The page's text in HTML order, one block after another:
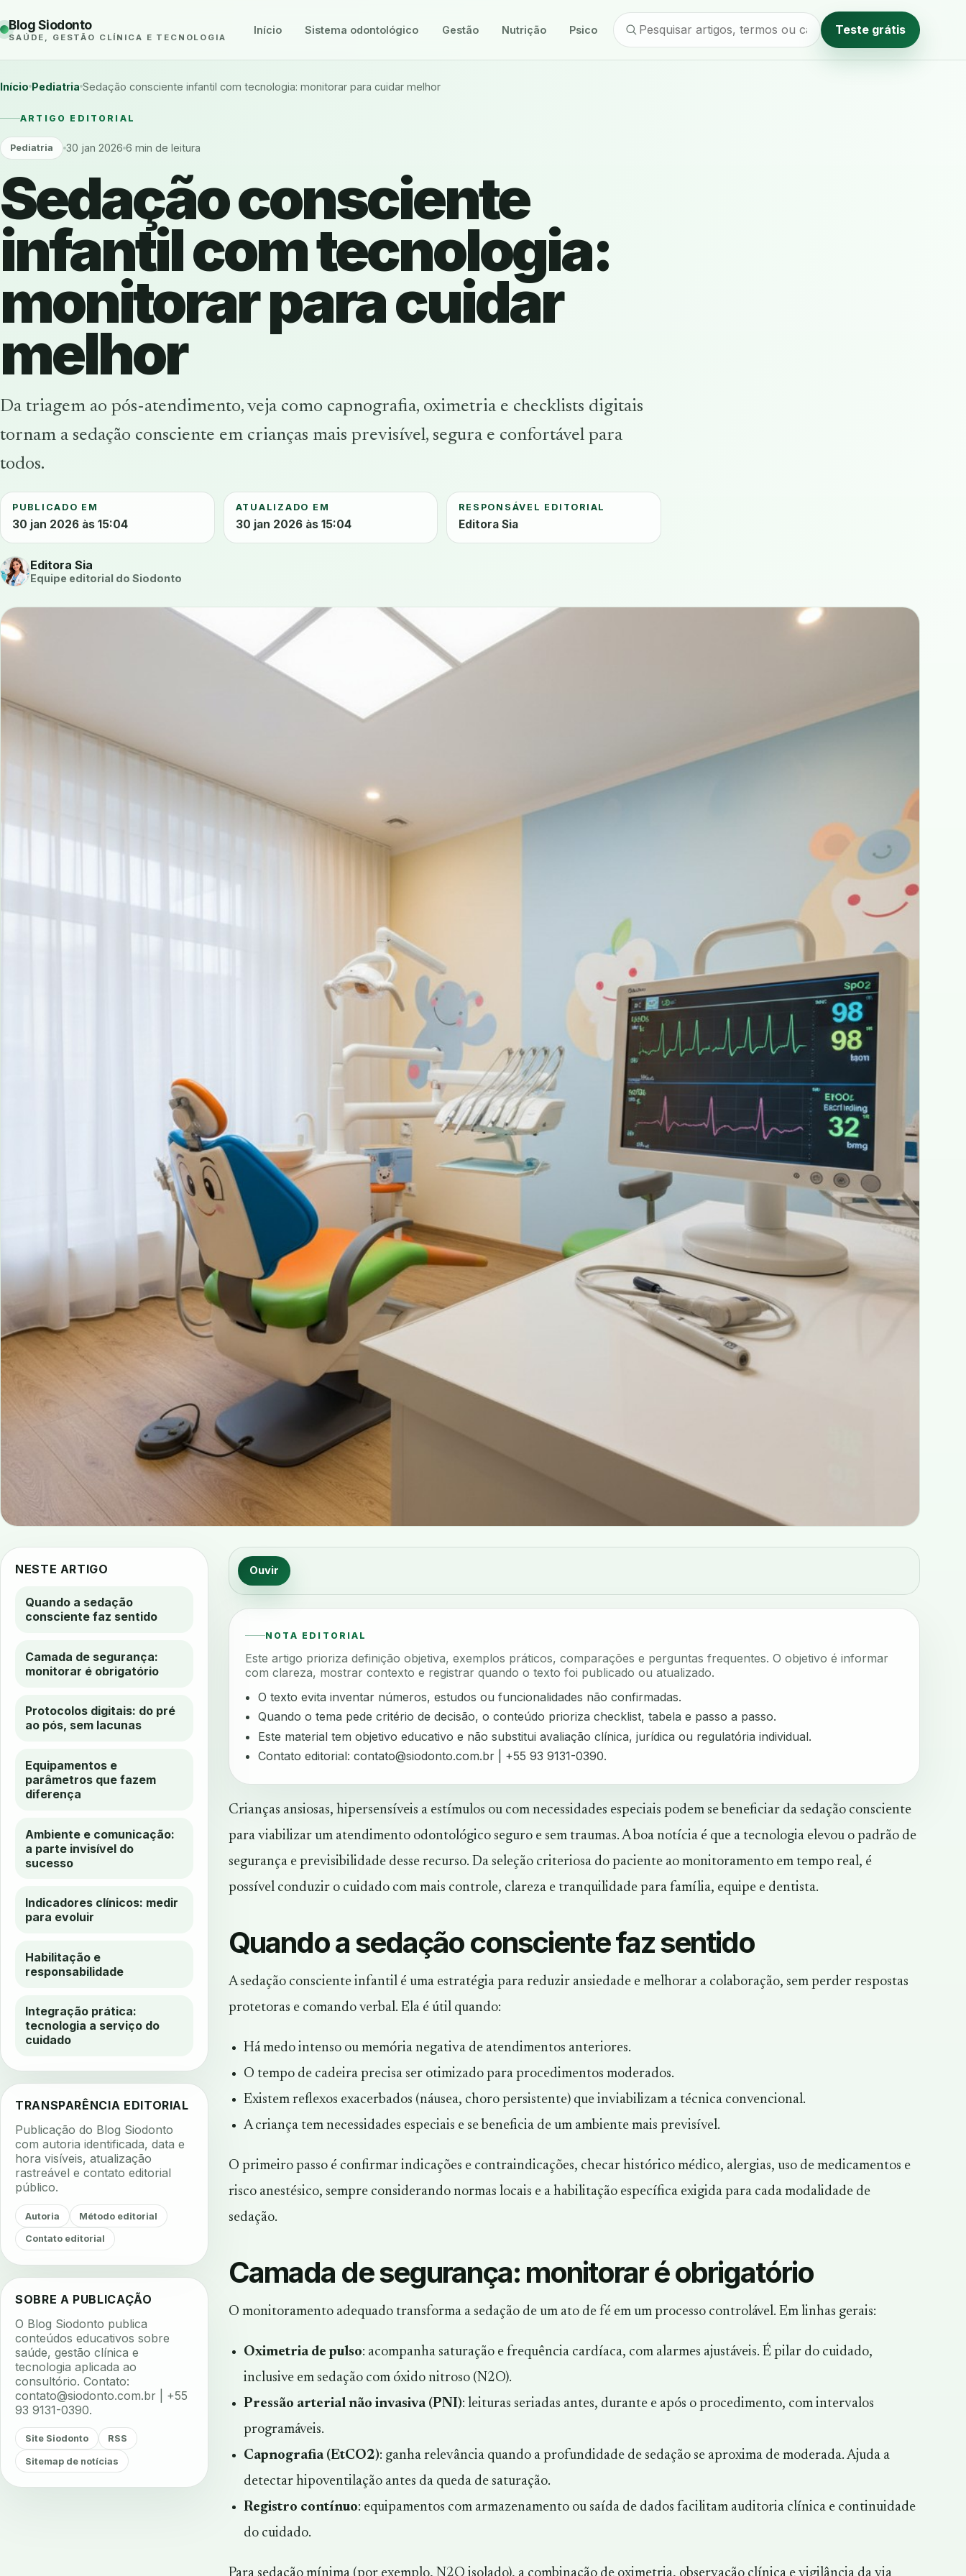
Blog Siodonto
SAÚDE, GESTÃO CLÍNICA E TECNOLOGIA
Início Sistema odontológico Gestão Nutrição Psicologia Método editorial Teste grátis
Início Pediatria Sedação consciente infantil com tecnologia: monitorar para cuidar melhor
ARTIGO EDITORIAL
Pediatria 30 jan 2026 6 min de leitura
Sedação consciente
infantil com tecnologia:
monitorar para cuidar
melhor
Da triagem ao pós-atendimento, veja como capnografia, oximetria e checklists digitais
tornam a sedação consciente em crianças mais previsível, segura e confortável para
todos.
PUBLICADO EM
30 jan 2026 às 15:04
ATUALIZADO EM
30 jan 2026 às 15:04
RESPONSÁVEL EDITORIAL
Editora Sia
Editora Sia
Equipe editorial do Siodonto
NESTE ARTIGO
Quando a sedação
consciente faz sentido
Camada de segurança:
monitorar é obrigatório
Protocolos digitais: do pré
ao pós, sem lacunas
Equipamentos e
parâmetros que fazem
diferença
Ambiente e comunicação:
a parte invisível do
sucesso
Indicadores clínicos: medir
para evoluir
Habilitação e
responsabilidade
Integração prática:
tecnologia a serviço do
cuidado
TRANSPARÊNCIA EDITORIAL
Publicação do Blog Siodonto
com autoria identificada, data e
hora visíveis, atualização
rastreável e contato editorial
público.
Autoria Método editorial
Contato editorial
SOBRE A PUBLICAÇÃO
O Blog Siodonto publica
conteúdos educativos sobre
saúde, gestão clínica e
tecnologia aplicada ao
consultório. Contato:
contato@siodonto.com.br | +55
93 9131-0390.
Site Siodonto RSS
Sitemap de notícias
Ouvir
NOTA EDITORIAL
Este artigo prioriza definição objetiva, exemplos práticos, comparações e perguntas frequentes. O objetivo é informar
com clareza, mostrar contexto e registrar quando o texto foi publicado ou atualizado.
O texto evita inventar números, estudos ou funcionalidades não confirmadas.
Quando o tema pede critério de decisão, o conteúdo prioriza checklist, tabela e passo a passo.
Este material tem objetivo educativo e não substitui avaliação clínica, jurídica ou regulatória individual.
Contato editorial:contato@siodonto.com.br | +55 93 9131-0390.
Crianças ansiosas, hipersensíveis a estímulos ou com necessidades especiais podem se beneficiar da sedação consciente
para viabilizar um atendimento odontológico seguro e sem traumas. A boa notícia é que a tecnologia elevou o padrão de
segurança e previsibilidade desse recurso. Da seleção criteriosa do paciente ao monitoramento em tempo real, é
possível conduzir o cuidado com mais controle, clareza e tranquilidade para família, equipe e dentista.
Quando a sedação consciente faz sentido
A sedação consciente infantil é uma estratégia para reduzir ansiedade e melhorar a colaboração, sem perder respostas
protetoras e comando verbal. Ela é útil quando:
Há medo intenso ou memória negativa de atendimentos anteriores.
O tempo de cadeira precisa ser otimizado para procedimentos moderados.
Existem reflexos exacerbados (náusea, choro persistente) que inviabilizam a técnica convencional.
A criança tem necessidades especiais e se beneficia de um ambiente mais previsível.
O primeiro passo é confirmar indicações e contraindicações, checar histórico médico, alergias, uso de medicamentos e
risco anestésico, sempre considerando normas locais e a habilitação específica exigida para cada modalidade de
sedação.
Camada de segurança: monitorar é obrigatório
O monitoramento adequado transforma a sedação de um ato de fé em um processo controlável. Em linhas gerais:
Oximetria de pulso: acompanha saturação e frequência cardíaca, com alarmes ajustáveis. É pilar do cuidado,
inclusive em sedação com óxido nitroso (N2O).
Pressão arterial não invasiva (PNI): leituras seriadas antes, durante e após o procedimento, com intervalos
programáveis.
Capnografia (EtCO2): ganha relevância quando a profundidade de sedação se aproxima de moderada. Ajuda a
detectar hipoventilação antes da queda de saturação.
Registro contínuo: equipamentos com armazenamento ou saída de dados facilitam auditoria clínica e continuidade
do cuidado.
Para sedação mínima (por exemplo, N2O isolado), a combinação de oximetria, observação clínica e vigilância da via